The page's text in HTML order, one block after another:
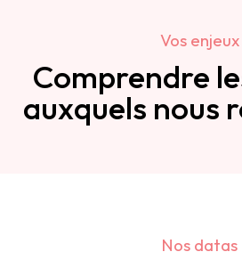
Vos enjeux
Comprendre
auxquels nous
Nos datas